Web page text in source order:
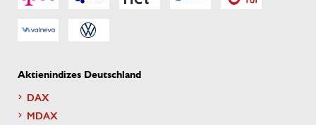
Aktienindizes Deutschland
DAX
MDAX